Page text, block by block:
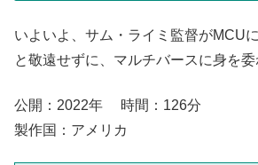
いよいよ、サム・ライミ監督がMCU
と敬遠せずに、マルチバースに身を委
公開：2022年 時間：126分
製作国：アメリカ